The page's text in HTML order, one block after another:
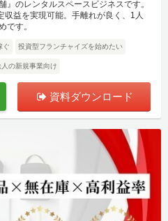
』のレンタルスペースビジネスです。
益を実現可能。手離れが良く、1人
です。
ぐ 投資型フランチャイズを始めたい
人の新規事業向け
資料ダウンロード